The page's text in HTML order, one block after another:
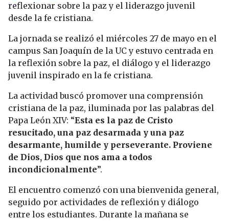
reflexionar sobre la paz y el liderazgo juvenil
desde la fe cristiana.
La jornada se realizó el miércoles 27 de mayo en el
campus San Joaquín de la UC y estuvo centrada en
la reflexión sobre la paz, el diálogo y el liderazgo
juvenil inspirado en la fe cristiana.
La actividad buscó promover una comprensión
cristiana de la paz, iluminada por las palabras del
Papa León XIV: “Esta es la paz de Cristo
resucitado, una paz desarmada y una paz
desarmante, humilde y perseverante. Proviene
de Dios, Dios que nos ama a todos
incondicionalmente”.
El encuentro comenzó con una bienvenida general,
seguido por actividades de reflexión y diálogo
entre los estudiantes. Durante la mañana se